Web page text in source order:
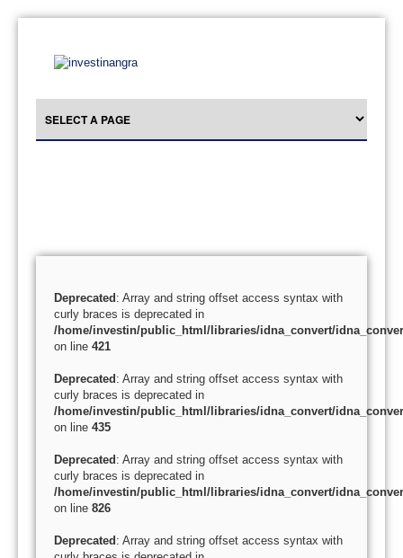
Deprecated : Array and string offset access syntax with
curly braces is deprecated in
/home/investin/public_html/libraries/idna_convert/
on line 421
Deprecated : Array and string offset access syntax with
curly braces is deprecated in
/home/investin/public_html/libraries/idna_convert/
on line 435
Deprecated : Array and string offset access syntax with
curly braces is deprecated in
/home/investin/public_html/libraries/idna_convert/
on line 826
Deprecated : Array and string offset access syntax with